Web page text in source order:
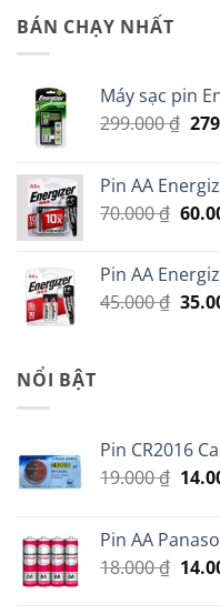
BÁN CHẠY NHẤT
Máy sạc pin
299.000₫ Giá
Pin AA
70.000₫ Giá
Pin AA
45.000₫ Giá
NỔI BẬT
Pin CR2016
19.000₫ Giá
Pin AA
18.000₫ Giá